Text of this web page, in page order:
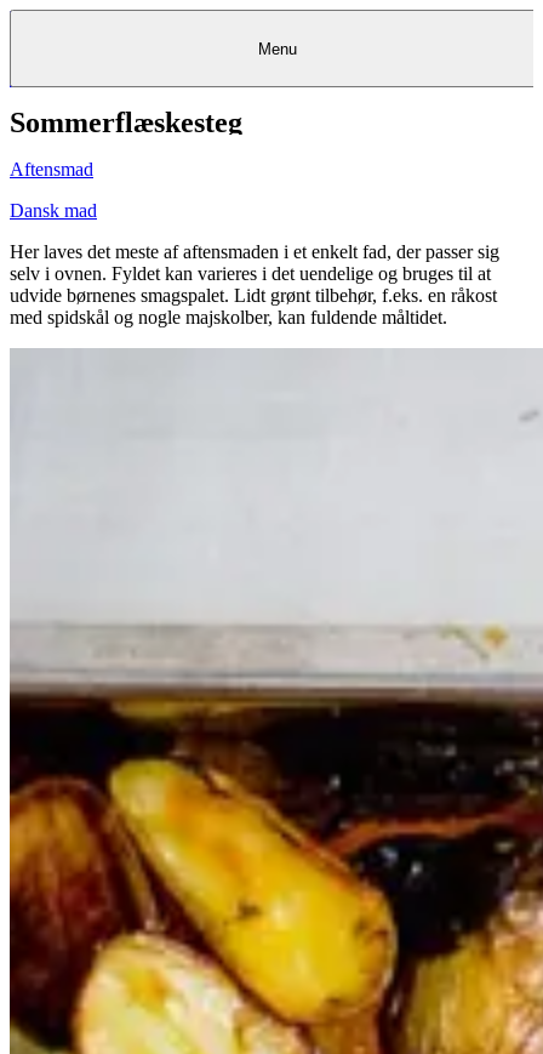
KantineKantineKantine
FrokostordningFrokostordning
Catering
Madkurser
& Teambuilding
Opskrifter
RestauranterRestauranter
Bagerier
Foodservice
Detail
Projekter
rådgivning
EventkalenderEventkalender Eventkalender
KøbKøbgavekortgavekort
KundeserviceKundeservice
Menu
Sommerflæskesteg
Aftensmad
Dansk mad
Her laves det meste af aftensmaden i et enkelt fad, der passer sig
selv i ovnen. Fyldet kan varieres i det uendelige og bruges til at
udvide børnenes smagspalet. Lidt grønt tilbehør, f.eks. en råkost
med spidskål og nogle majskolber, kan fuldende måltidet.